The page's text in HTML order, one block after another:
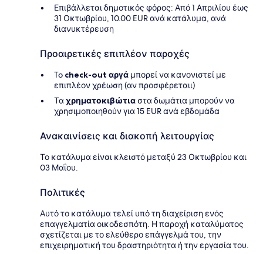
Επιβάλλεται δημοτικός φόρος: Από 1 Απριλίου έως
31 Οκτωβρίου, 10.00 EUR ανά κατάλυμα, ανά
διανυκτέρευση
Προαιρετικές επιπλέον παροχές
To check-out αργά μπορεί να κανονιστεί με
επιπλέον χρέωση (αν προσφέρεταιι)
Ταχρηματοκιβώτιαστα δωμάτια μπορούν να
χρησιμοποιηθούν για 15 EUR ανά εβδομάδα
Ανακαινίσεις και διακοπή λειτουργίας
Το κατάλυμα είναι κλειστό μεταξύ 23 Οκτωβρίου και
03 Μαΐου.
Πολιτικές
Αυτό το κατάλυμα τελεί υπό τη διαχείριση ενός
επαγγελματία οικοδεσπότη. Η παροχή καταλύματος
σχετίζεται με το ελεύθερο επάγγελμά του, την
επιχειρηματική του δραστηριότητα ή την εργασία του.